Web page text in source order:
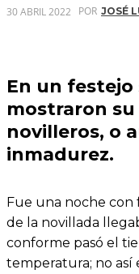
30 ABRIL 2022 POR JOSÉ
En un
mostraron
novilleros, o
inmadurez.
Fue una noche con
de la novillada
conforme pasó el
temperatura; no así